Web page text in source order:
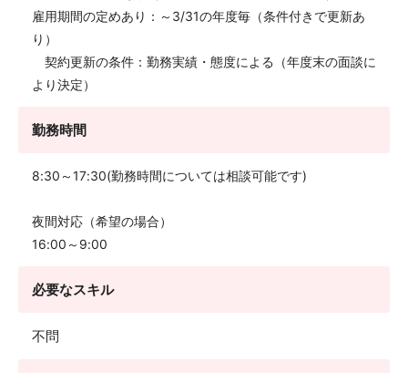
雇用期間の定めあり：～3/31の年度毎（条件付きで更新あ
り）
契約更新の条件：勤務実績・態度による（年度末の面談に
より決定）
勤務時間
8:30～17:30(勤務時間については相談可能です)
夜間対応（希望の場合）
16:00～9:00
必要なスキル
不問